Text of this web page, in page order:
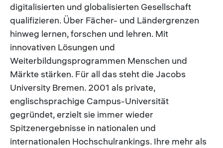
digitalisierten und globalisierten Gesellschaft
qualifizieren. Über Fächer- und Ländergrenzen
hinweg lernen, forschen und lehren. Mit
innovativen Lösungen und
Weiterbildungsprogrammen Menschen und
Märkte stärken. Für all das steht die Jacobs
University Bremen. 2001 als private,
englischsprachige Campus-Universität
gegründet, erzielt sie immer wieder
Spitzenergebnisse in nationalen und
internationalen Hochschulrankings. Ihre mehr als